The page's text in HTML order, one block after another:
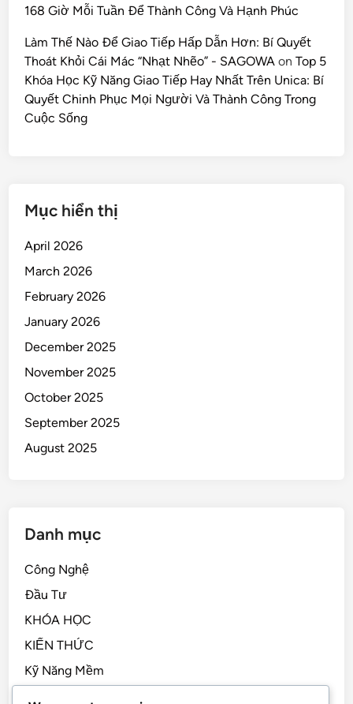
168 Giờ Mỗi Tuần Để Thành Công Và Hạnh Phúc
Làm Thế Nào Để Giao Tiếp Hấp Dẫn Hơn: Bí Quyết
Thoát Khỏi Cái Mác “Nhạt Nhẽo” - SAGOWA onTop 5
Khóa Học Kỹ Năng Giao Tiếp Hay Nhất Trên Unica: Bí
Quyết Chinh Phục Mọi Người Và Thành Công Trong
Cuộc Sống
Mục hiển thị
April 2026
March 2026
February 2026
January 2026
December 2025
November 2025
October 2025
September 2025
August 2025
Danh mục
Công Nghệ
Đầu Tư
KHÓA HỌC
KIẾN THỨC
Kỹ Năng Mềm